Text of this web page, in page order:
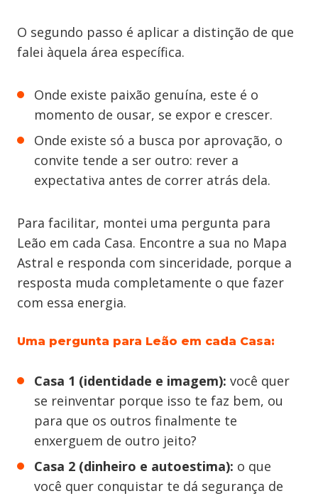
O segundo passo é aplicar a distinção de que
falei àquela área específica.
Onde existe paixão genuína, este é o
momento de ousar, se expor e crescer.
Onde existe só a busca por aprovação, o
convite tende a ser outro: rever a
expectativa antes de correr atrás dela.
Para facilitar, montei uma pergunta para
Leão em cada Casa. Encontre a sua no Mapa
Astral e responda com sinceridade, porque a
resposta muda completamente o que fazer
com essa energia.
Uma pergunta para Leão em cada Casa:
Casa 1 (identidade e imagem): você quer
se reinventar porque isso te faz bem, ou
para que os outros finalmente te
enxerguem de outro jeito?
Casa 2 (dinheiro e autoestima): o que
você quer conquistar te dá segurança de